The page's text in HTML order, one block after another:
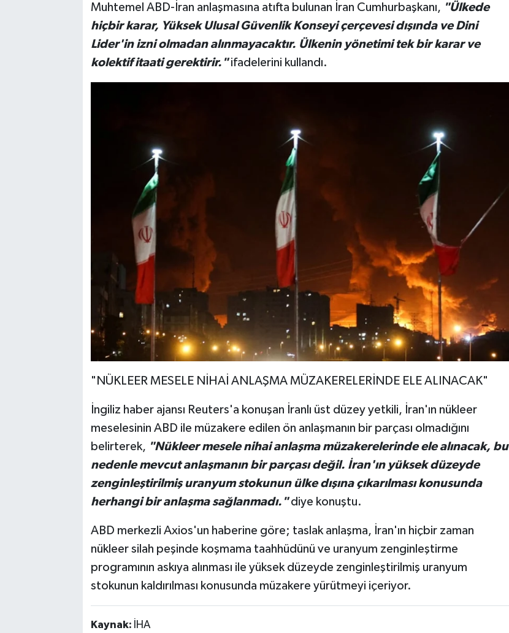
Muhtemel ABD-İran anlaşmasına atıfta bulunan İran Cumhurbaşkanı, "Ülkede
hiçbir karar, Yüksek Ulusal Güvenlik Konseyi çerçevesi dışında ve Dini
Lider'in izni olmadan alınmayacaktır. Ülkenin yönetimi tek bir karar ve
kolektif itaati gerektirir."ifadelerini kullandı.
"NÜKLEER MESELE NİHAİ ANLAŞMA MÜZAKERELERİNDE ELE ALINACAK"
İngiliz haber ajansı Reuters'a konuşan İranlı üst düzey yetkili, İran'ın nükleer
meselesinin ABD ile müzakere edilen ön anlaşmanın bir parçası olmadığını
belirterek, "Nükleer mesele nihai anlaşma müzakerelerinde ele alınacak, bu
nedenle mevcut anlaşmanın bir parçası değil. İran'ın yüksek düzeyde
zenginleştirilmiş uranyum stokunun ülke dışına çıkarılması konusunda
herhangi bir anlaşma sağlanmadı."diye konuştu.
ABD merkezli Axios'un haberine göre; taslak anlaşma, İran'ın hiçbir zaman
nükleer silah peşinde koşmama taahhüdünü ve uranyum zenginleştirme
programının askıya alınması ile yüksek düzeyde zenginleştirilmiş uranyum
stokunun kaldırılması konusunda müzakere yürütmeyi içeriyor.
Kaynak: İHA